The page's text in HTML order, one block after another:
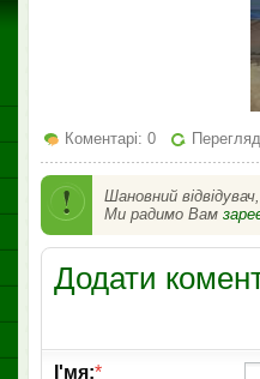
Коментарі: 0
Шановний
Ми радимо Вам
Додати
І'мя:*